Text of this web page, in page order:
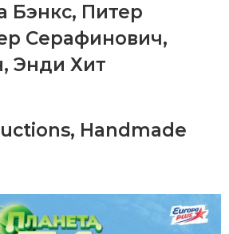
Бэнкс, Питер
Серафинович,
, Энди Хит
, Handmade